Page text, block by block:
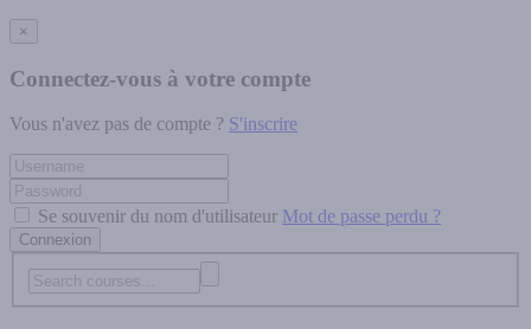
×
Connectez-vous à votre compte
Vous n'avez pas de compte ? S'inscrire
Se souvenir du nom d'utilisateur Mot de passe perdu ?
Connexion